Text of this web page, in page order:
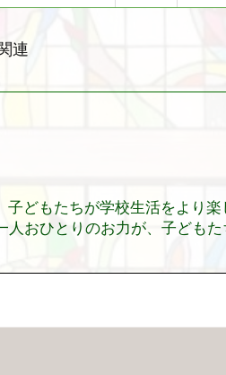
連
子どもたちが学校生活をより
人おひとりのお力が、子ども